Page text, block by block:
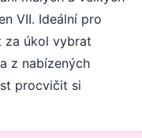
VII. Ideální pro
za úkol vybrat
z nabízených
procvičit si